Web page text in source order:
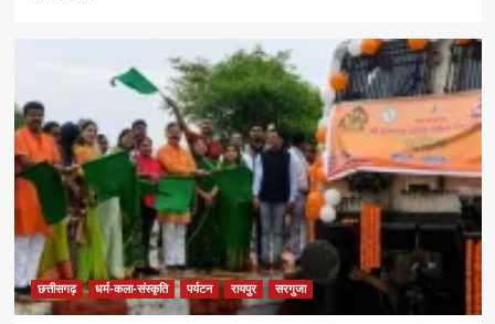
एकजुटता
सामाजिक
विकास
की
बड़ी
शक्ति
राजेश
अग्रवाल
छत्तीसगढ़ धर्म-कला-संस्कृति पर्यटन रायपुर सरगुजा